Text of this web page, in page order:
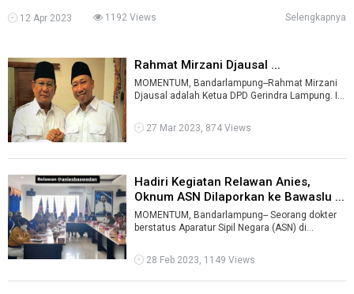
12 Apr 2023 1192 Views Selengkapnya
Rahmat Mirzani Djausal ...
MOMENTUM, Bandarlampung--Rahmat Mirzani
Djausal adalah Ketua DPD Gerindra Lampung. Ia
27 Mar 2023, 874 Views
Hadiri Kegiatan Relawan Anies,
Oknum ASN Dilaporkan ke Bawaslu ...
MOMENTUM, Bandarlampung-- Seorang dokter
berstatus Aparatur Sipil Negara (ASN) di
28 Feb 2023, 1149 Views